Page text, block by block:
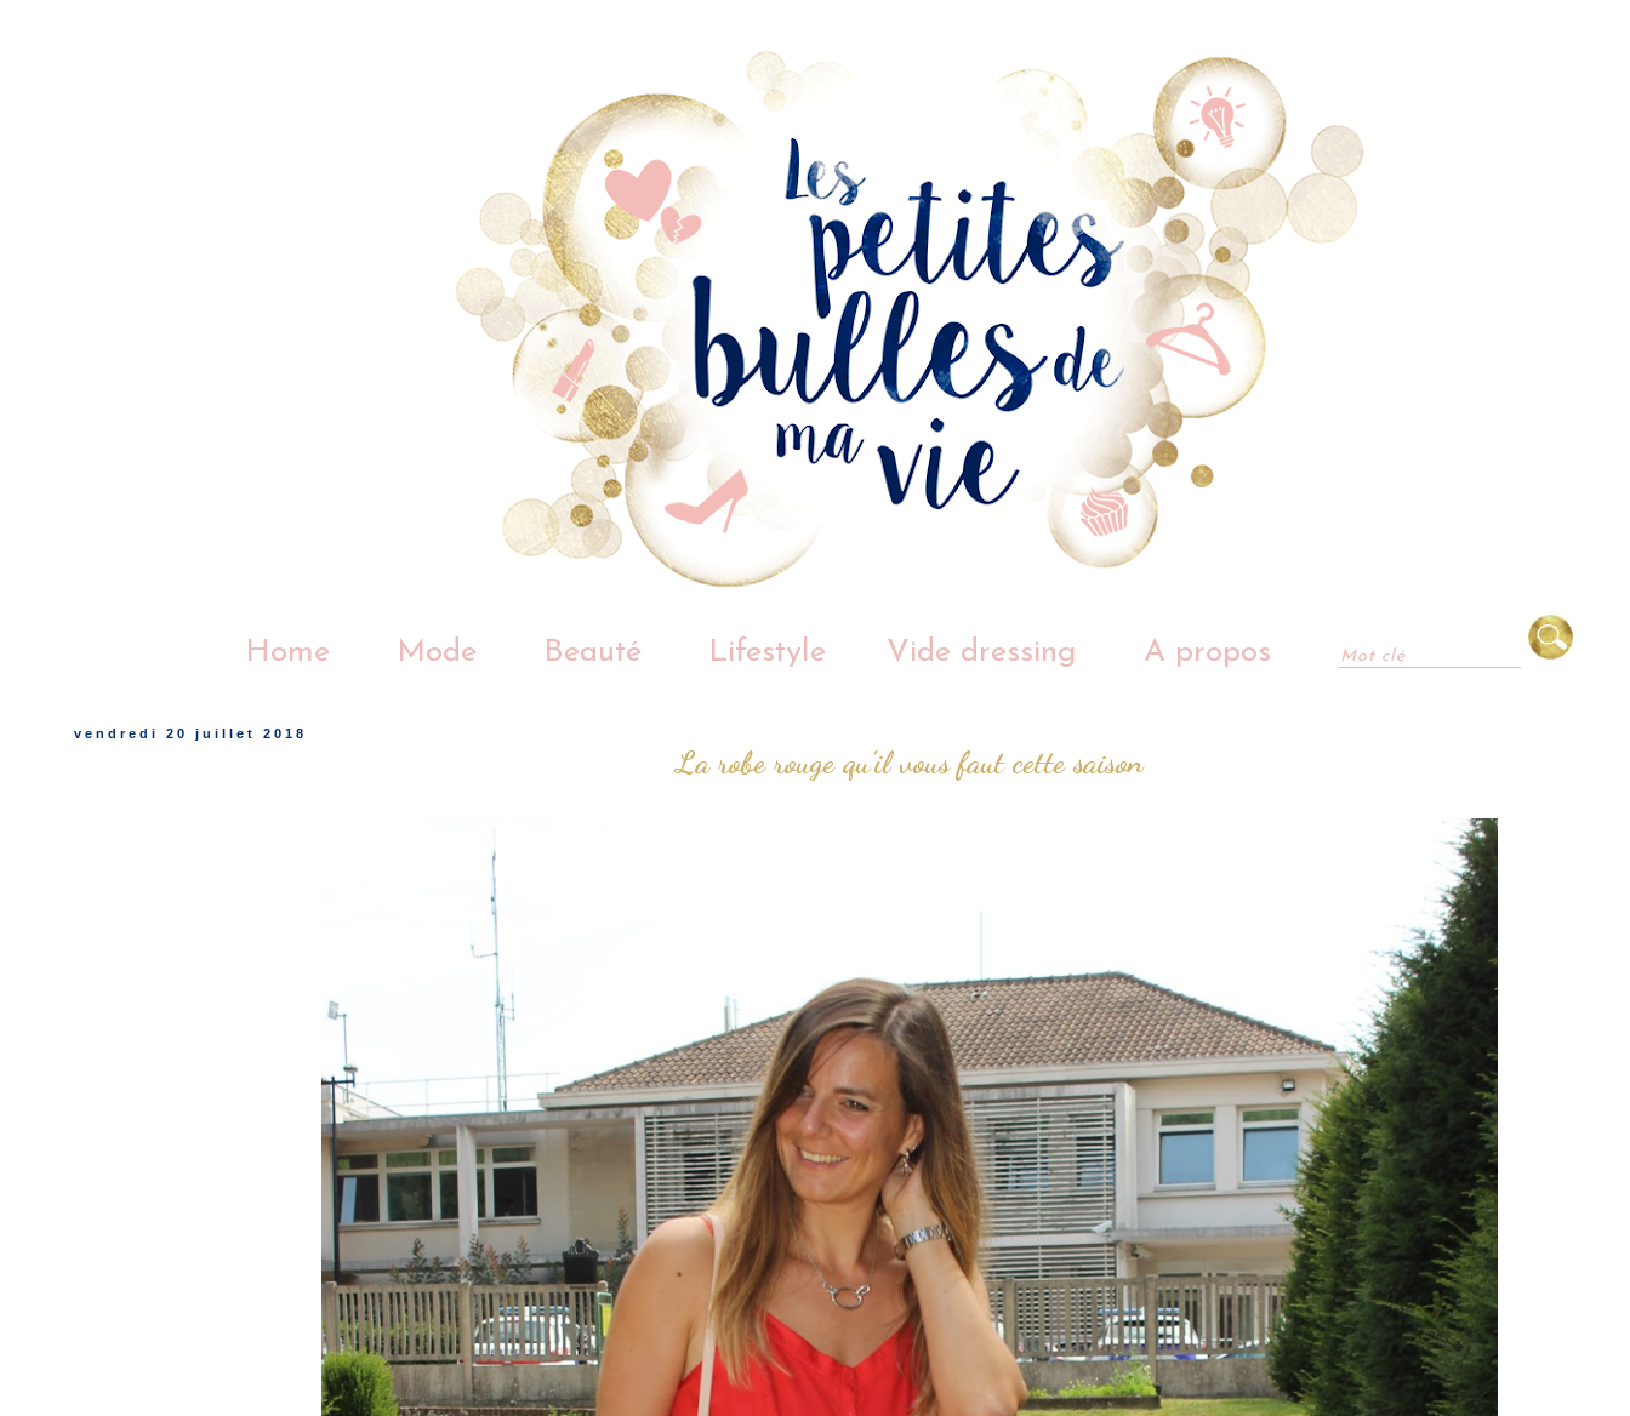
Home Mode Beauté Lifestyle Vide dressing A propos
vendredi 20 juillet 2018
La robe rouge qu'il vous faut cette saison